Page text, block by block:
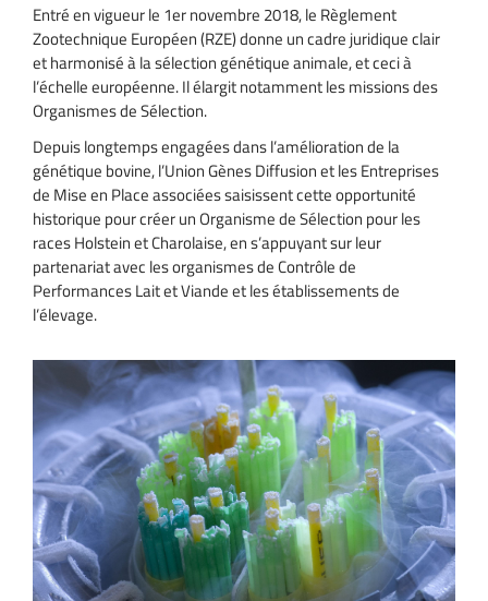
Entré en vigueur le 1er novembre 2018, le Règlement
Zootechnique Européen (RZE) donne un cadre juridique clair
et harmonisé à la sélection génétique animale, et ceci à
l’échelle européenne. Il élargit notamment les missions des
Organismes de Sélection.
Depuis longtemps engagées dans l’amélioration de la
génétique bovine, l’Union Gènes Diffusion et les Entreprises
de Mise en Place associées saisissent cette opportunité
historique pour créer un Organisme de Sélection pour les
races Holstein et Charolaise, en s’appuyant sur leur
partenariat avec les organismes de Contrôle de
Performances Lait et Viande et les établissements de
l’élevage.